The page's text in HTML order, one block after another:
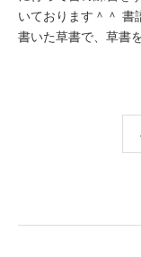
いております＾＾ 書
書いた草書で、草書
ナ